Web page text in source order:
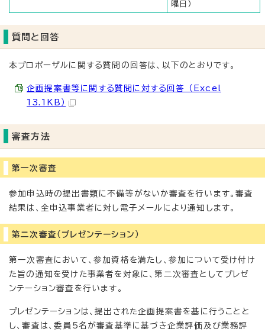
曜日）
質問と回答
本プロポーザルに関する質問の回答は、以下のとおりです。
企画提案書等に関する質問に対する回答 （Excel
13.1KB）
審査方法
第一次審査
参加申込時の提出書類に不備等がないか審査を行います。審査
結果は、全申込事業者に対し電子メールにより通知します。
第二次審査（プレゼンテーション）
第一次審査において、参加資格を満たし、参加について受け付け
た旨の通知を受けた事業者を対象に、第二次審査としてプレゼ
ンテーション審査を行います。
プレゼンテーションは、提出された企画提案書を基に行うことと
し、審査は、委員5名が審査基準に基づき企業評価及び業務評